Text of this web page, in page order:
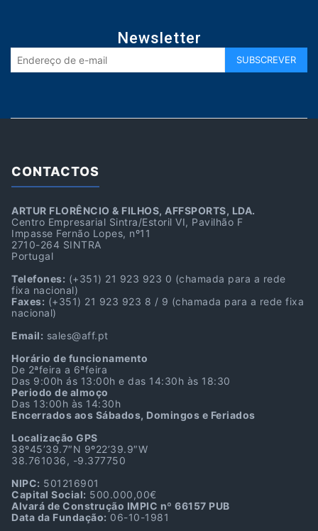
Newsletter
CONTACTOS
ARTUR FLORÊNCIO & FILHOS, AFFSPORTS, LDA.
Centro Empresarial Sintra/Estoril VI, Pavilhão F
Impasse Fernão Lopes, nº11
2710-264 SINTRA
Portugal
Telefones: (+351) 21 923 923 0 (chamada para a rede
fixa nacional)
Faxes: (+351) 21 923 923 8 / 9 (chamada para a rede fixa
nacional)
Email: sales@aff.pt
Horário de funcionamento
De 2ªfeira a 6ªfeira
Das 9:00h ás 13:00h e das 14:30h às 18:30
Periodo de almoço
Das 13:00h às 14:30h
Encerrados aos Sábados, Domingos e Feriados
Localização GPS
38º45’39.7″N 9º22’39.9″W
38.761036, -9.377750
NIPC: 501216901
Capital Social: 500.000,00€
Alvará de Construção IMPIC nº 66157 PUB
Data da Fundação: 06-10-1981